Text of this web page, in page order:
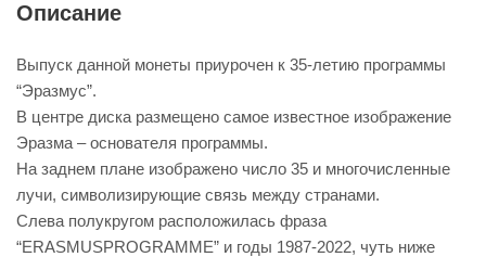
Описание
Выпуск данной монеты приурочен к 35-летию программы
“Эразмус”.
В центре диска размещено самое известное изображение
Эразма – основателя программы.
На заднем плане изображено число 35 и многочисленные
лучи, символизирующие связь между странами.
Слева полукругом расположилась фраза
“ERASMUSPROGRAMME” и годы 1987-2022, чуть ниже